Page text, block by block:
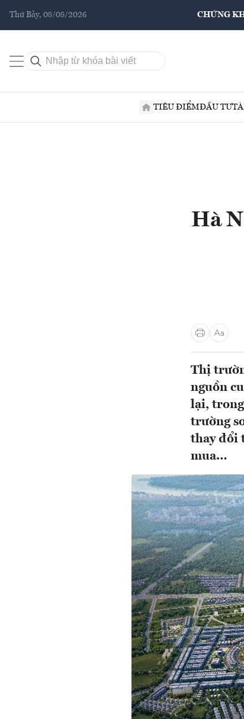
Thứ Bảy, 08/08/2026 CHỨNG
TIÊU ĐIỂMĐẦU TƯ
Hà
Thị
nguồn
lại,
trường
thay đổi
mua…